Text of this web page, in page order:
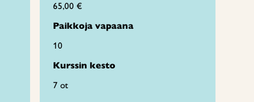
65,00 €
Paikkoja vapaana
10
Kurssin kesto
7 ot